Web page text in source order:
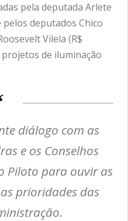
pela deputada Arlete
pelos deputados Chico
Vilela (R$
projetos de iluminação
diálogo com as
e os Conselhos
Piloto para ouvir as
prioridades das